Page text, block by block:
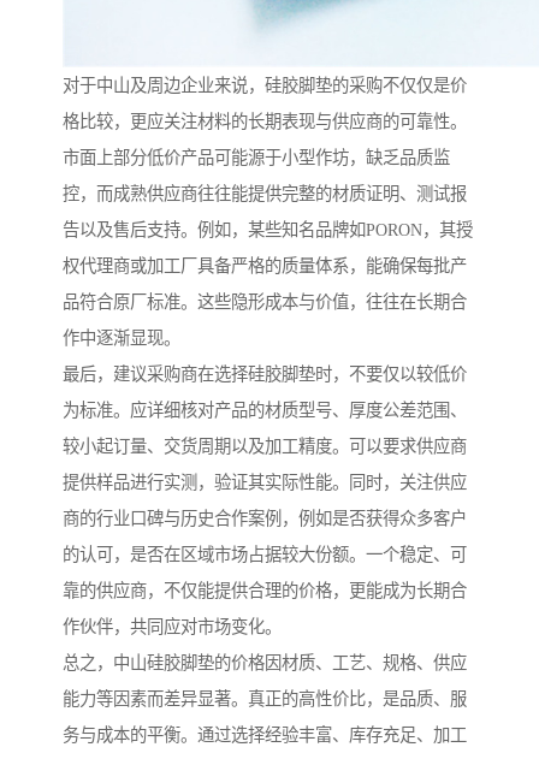
对于中山及周边企业来说，硅胶脚垫的采购不仅仅是价
格比较，更应关注材料的长期表现与供应商的可靠性。
市面上部分低价产品可能源于小型作坊，缺乏品质监
控，而成熟供应商往往能提供完整的材质证明、测试报
告以及售后支持。例如，某些知名品牌如PORON，其授
权代理商或加工厂具备严格的质量体系，能确保每批产
品符合原厂标准。这些隐形成本与价值，往往在长期合
作中逐渐显现。
最后，建议采购商在选择硅胶脚垫时，不要仅以较低价
为标准。应详细核对产品的材质型号、厚度公差范围、
较小起订量、交货周期以及加工精度。可以要求供应商
提供样品进行实测，验证其实际性能。同时，关注供应
商的行业口碑与历史合作案例，例如是否获得众多客户
的认可，是否在区域市场占据较大份额。一个稳定、可
靠的供应商，不仅能提供合理的价格，更能成为长期合
作伙伴，共同应对市场变化。
总之，中山硅胶脚垫的价格因材质、工艺、规格、供应
能力等因素而差异显著。真正的高性价比，是品质、服
务与成本的平衡。通过选择经验丰富、库存充足、加工